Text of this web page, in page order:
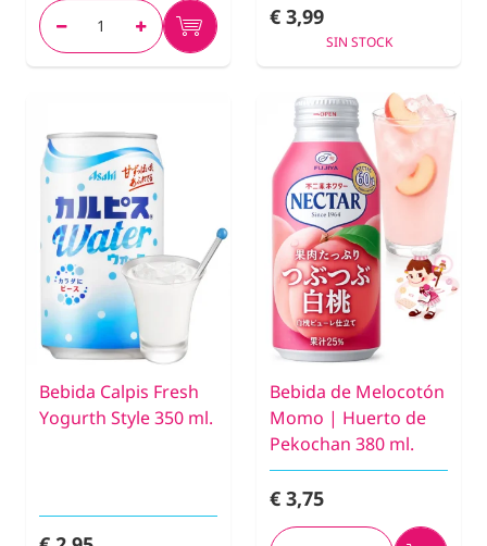
€ 3,99
SIN STOCK
Bebida Calpis Fresh
Yogurth Style 350 ml.
Bebida de Melocotón
Momo | Huerto de
Pekochan 380 ml.
€ 3,75